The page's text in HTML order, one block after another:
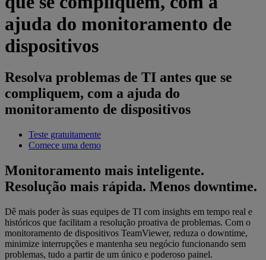
ajuda do monitoramento de
dispositivos
Resolva problemas de TI antes que se
compliquem, com a ajuda do
monitoramento de dispositivos
Teste gratuitamente
Comece uma demo
Monitoramento mais inteligente.
Resolução mais rápida. Menos downtime.
Dê mais poder às suas equipes de TI com insights em tempo real e
históricos que facilitam a resolução proativa de problemas. Com o
monitoramento de dispositivos TeamViewer, reduza o downtime,
minimize interrupções e mantenha seu negócio funcionando sem
problemas, tudo a partir de um único e poderoso painel.